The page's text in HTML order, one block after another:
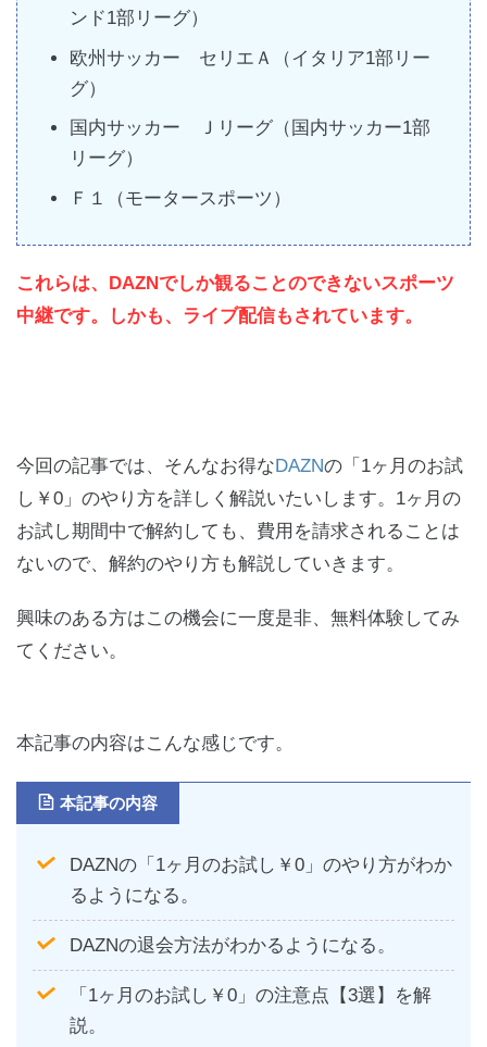
ンド1部リーグ）
欧州サッカー セリエＡ（イタリア1部リー
グ）
国内サッカー Ｊリーグ（国内サッカー1部
リーグ）
Ｆ１（モータースポーツ）
これらは、DAZNでしか観ることのできないスポーツ
中継です。しかも、ライブ配信もされています。
今回の記事では、そんなお得な DAZNの「1ヶ月のお試
し￥0」のやり方を詳しく解説いたいします。1ヶ月の
お試し期間中で解約しても、費用を請求されることは
ないので、解約のやり方も解説していきます。
興味のある方はこの機会に一度是非、無料体験してみ
てください。
本記事の内容はこんな感じです。
本記事の内容
DAZNの「1ヶ月のお試し￥0」のやり方がわか
るようになる。
DAZNの退会方法がわかるようになる。
「1ヶ月のお試し￥0」の注意点【3選】を解
説。